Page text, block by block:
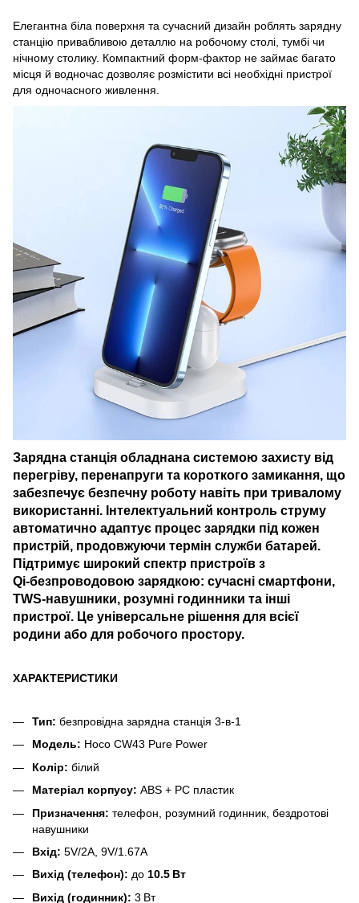
Елегантна біла поверхня та сучасний дизайн роблять зарядну
станцію привабливою деталлю на робочому столі, тумбі чи
нічному столику. Компактний форм‑фактор не займає багато
місця й водночас дозволяє розмістити всі необхідні пристрої
для одночасного живлення.
Зарядна станція обладнана системою захисту від
перегріву, перенапруги та короткого замикання, що
забезпечує безпечну роботу навіть при тривалому
використанні. Інтелектуальний контроль струму
автоматично адаптує процес зарядки під кожен
пристрій, продовжуючи термін служби батарей.
Підтримує широкий спектр пристроїв з
Qi‑безпроводовою зарядкою: сучасні смартфони,
TWS‑навушники, розумні годинники та інші
пристрої. Це універсальне рішення для всієї
родини або для робочого простору.
ХАРАКТЕРИСТИКИ
Тип: безпровідна зарядна станція 3‑в‑1
Модель: Hoco CW43 Pure Power
Колір: білий
Матеріал корпусу: ABS + PC пластик
Призначення: телефон, розумний годинник, бездротові
навушники
Вхід: 5V/2A, 9V/1.67A
Вихід (телефон): до 10.5 Вт
Вихід (годинник): 3 Вт